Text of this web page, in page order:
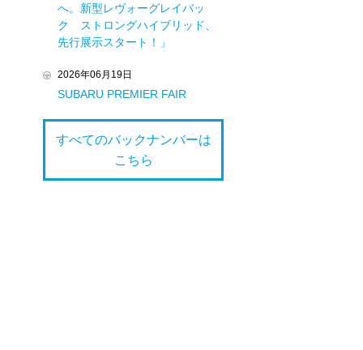
へ。新型レヴォーグレイバッ
ク ストロングハイブリッド、
先行展示スタート！」
2026年06月19日
SUBARU PREMIER FAIR
すべてのバックナンバーは
こちら